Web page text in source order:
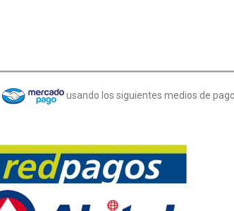
usando los siguientes medios de